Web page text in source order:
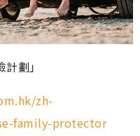
劃」
zh-
family-protector